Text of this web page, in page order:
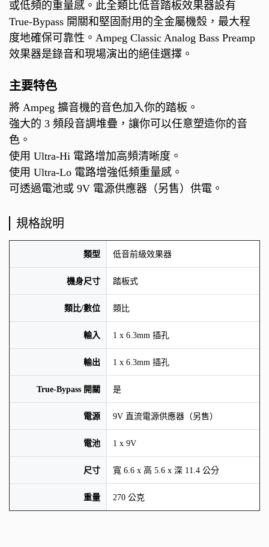
或低頻的重量感。此全類比低音踏板效果器設有
True-Bypass 開關和堅固耐用的全金屬機殼，最大程
度地確保可靠性。Ampeg Classic Analog Bass Preamp
效果器是錄音和現場演出的絕佳選擇。
主要特色
將 Ampeg 擴音機的音色加入你的踏板。
強大的 3 頻段音調堆疊，讓你可以任意塑造你的音
色。
使用 Ultra-Hi 電路增加高頻清晰度。
使用 Ultra-Lo 電路增強低頻重量感。
可透過電池或 9V 電源供應器（另售）供電。
規格說明
類型 低音前級效果器
機身尺寸 踏板式
類比/數位 類比
輸入 1 x 6.3mm 插孔
輸出 1 x 6.3mm 插孔
True-Bypass 開關 是
電源 9V 直流電源供應器（另售）
電池 1 x 9V
尺寸 寬 6.6 x 高 5.6 x 深 11.4 公分
重量 270 公克